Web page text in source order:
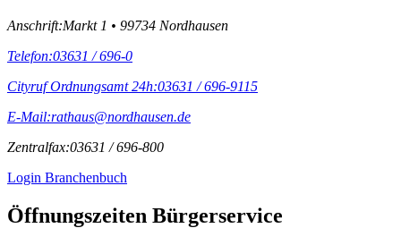
Anschrift:Markt 1 • 99734 Nordhausen
Telefon:03631 / 696-0
Cityruf Ordnungsamt 24h:03631 / 696-9115
E-Mail:rathaus@nordhausen.de
Zentralfax:03631 / 696-800
Login Branchenbuch
Öffnungs­zeiten Bürgerservice